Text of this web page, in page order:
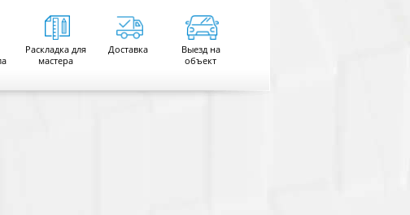
Раскладка для
мастера
Доставка
Выезд на
объект